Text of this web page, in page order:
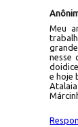
Meu
nesse
e hoje